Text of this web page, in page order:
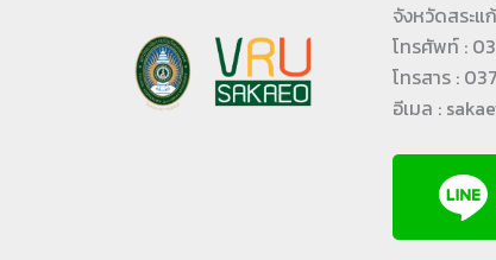
จังหวัดสระ
โทรศัพท์ :
โทรสาร :
อีเมล :